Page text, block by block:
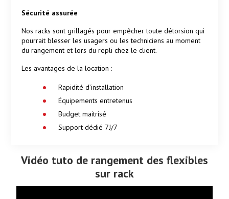
Sécurité assurée
Nos racks sont grillagés pour empêcher toute détorsion qui
pourrait blesser les usagers ou les techniciens au moment
du rangement et lors du repli chez le client.
Les avantages de la location :
Rapidité d’installation
Équipements entretenus
Budget maitrisé
Support dédié 7J/7
Vidéo tuto de rangement des flexibles
sur rack